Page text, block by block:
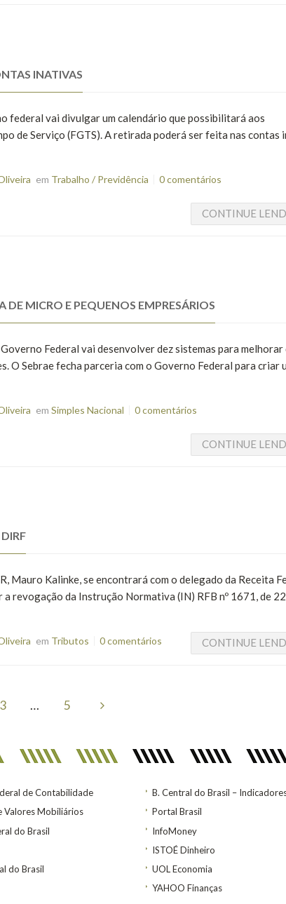
INATIVAS
federal vai divulgar um calendário que possibilitará aos
de Serviço (FGTS). A retirada poderá ser feita nas contas
em Trabalho / Previdência 0 comentários
CONTINUE
MICRO E PEQUENOS EMPRESÁRIOS
Federal vai desenvolver dez sistemas para melhorar
O Sebrae fecha parceria com o Governo Federal para criar
em Simples Nacional 0 comentários
CONTINUE
Mauro Kalinke, se encontrará com o delegado da Receita
revogação da Instrução Normativa (IN) RFB nº 1671, de
em Tributos 0 comentários CONTINUE
3 … 5
de Contabilidade
Valores Mobiliários
do Brasil
do Brasil
B. Central do Brasil –
Portal Brasil
InfoMoney
ISTOÉ Dinheiro
UOL Economia
YAHOO Finanças